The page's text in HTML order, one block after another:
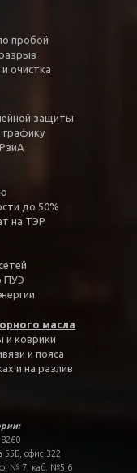
защиты
графику
до 50%
на ТЭР
пробой
очистка
ПУЭ
масла
и коврики
и пояса
и на разлив
55Б, офис 322
№ 7, каб. №5,6